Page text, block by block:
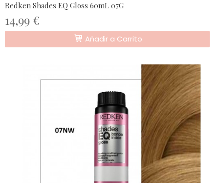
Redken Shades EQ Gloss 60mL 07G
14,99 €
Añadir a Carrito